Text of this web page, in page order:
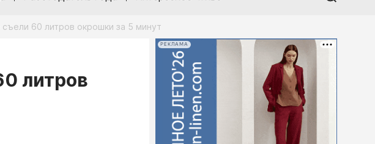
60 литров окрошки за 5 минут
литров
РЕКЛАМА